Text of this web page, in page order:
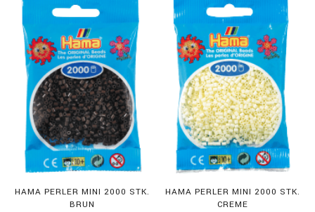
HAMA PERLER MINI 2000 STK.
BRUN
HAMA PERLER MINI 2000 STK.
CREME